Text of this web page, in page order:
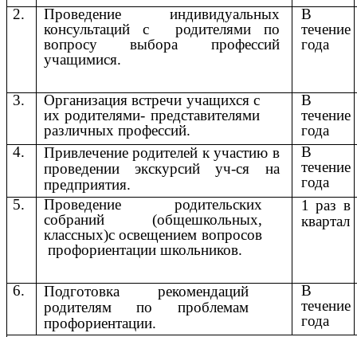
2.
Проведение индивидуальных
консультаций с родителями по
вопросу выбора профессий
учащимися.
В
течение
года
3.
Организация встречи учащихся с
их родителями- представителями
различных профессий.
В
течение
года
4.
Привлечение родителей к участию в
проведении экскурсий уч-ся на
предприятия.
В
течение
года
5.
Проведение родительских
собраний (общешкольных,
классных)с освещением вопросов
профориентации школьников.
1 раз в
квартал
6.
Подготовка рекомендаций
родителям по проблемам
профориентации.
В
течение
года